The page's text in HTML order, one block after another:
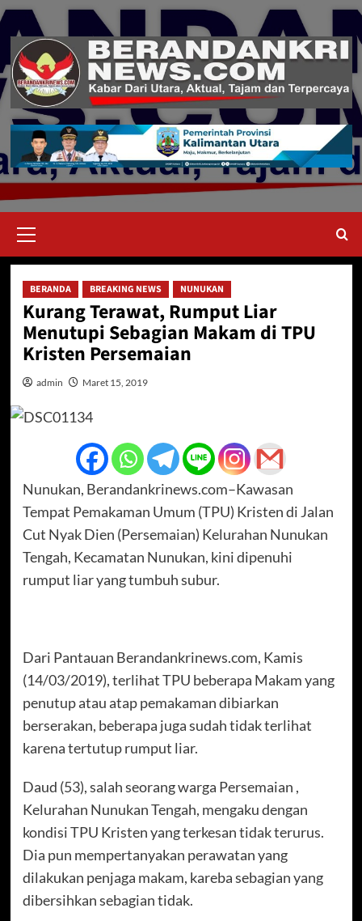
Skip
content
Menu
BERANDA BREAKING NEWS NUNUKAN
Kurang Terawat, Rumput Liar
Menutupi Sebagian Makam di TPU
Kristen Persemaian
admin Maret 15, 2019
Nunukan, Berandankrinews.com–Kawasan
Tempat Pemakaman Umum (TPU) Kristen di Jalan
Cut Nyak Dien (Persemaian) Kelurahan Nunukan
Tengah, Kecamatan Nunukan, kini dipenuhi
rumput liar yang tumbuh subur.
Dari Pantauan Berandankrinews.com, Kamis
(14/03/2019), terlihat TPU beberapa Makam yang
penutup atau atap pemakaman dibiarkan
berserakan, beberapa juga sudah tidak terlihat
karena tertutup rumput liar.
Daud (53), salah seorang warga Persemaian ,
Kelurahan Nunukan Tengah, mengaku dengan
kondisi TPU Kristen yang terkesan tidak terurus.
Dia pun mempertanyakan perawatan yang
dilakukan penjaga makam, kareba sebagian yang
dibersihkan sebagian tidak.